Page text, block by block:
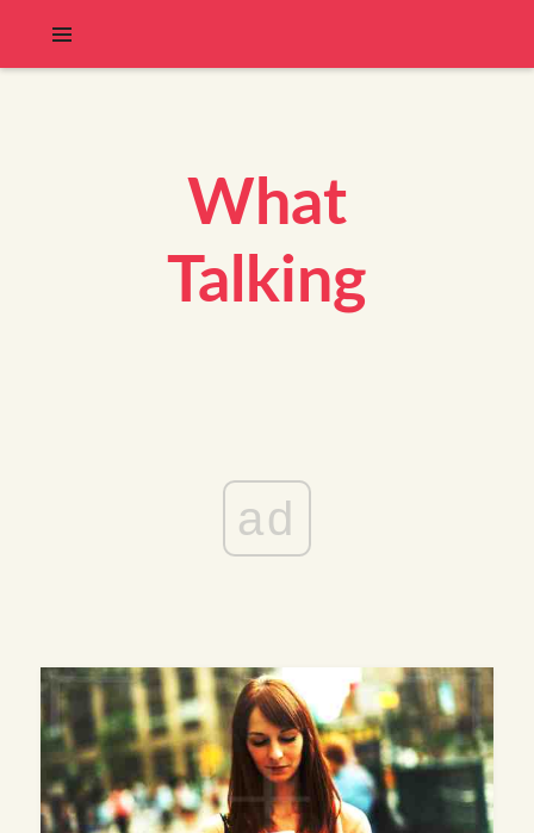
What
Talking
ad